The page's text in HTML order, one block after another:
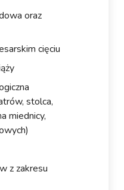
oraz
cięciu
stolca,
miednicy,
z zakresu